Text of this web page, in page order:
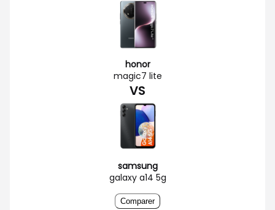
honor
magic7 lite
VS
samsung
galaxy a14 5g
Comparer